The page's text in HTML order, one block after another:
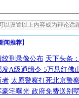
闻推荐】
绞刑录像公布 天下头条
发A级通缉令 5万悬红佛
者 太原警察打死北京警
豪宅曝光 政府免费送别